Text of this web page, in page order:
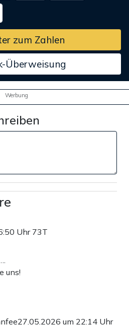
zum Zahlen
Überweisung
Werbung
Uhr 73T
uns!
27.05.2026 um 22:14 Uhr